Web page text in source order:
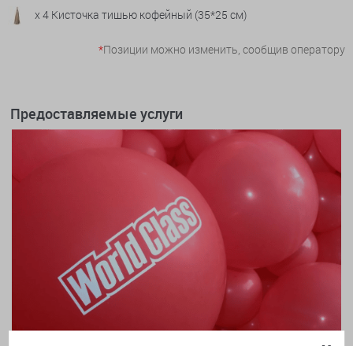
x 4 Кисточка тишью кофейный (35*25 см)
*Позиции можно изменить, сообщив оператору
Предоставляемые услуги